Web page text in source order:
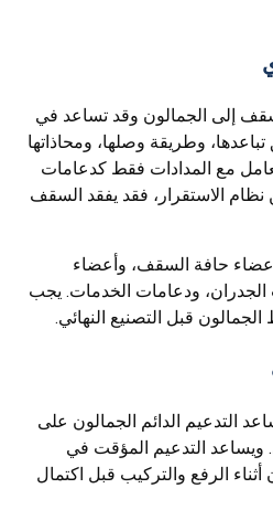
إلى الجمالون وقد تساعد في
وطريقة وصلها، ومحاذاتها
مع المدادات فقط كدعامات
الاستقرار، فقد يفقد السقف
أعضاء حافة السقف، وأعضاء
الجدران، ودعامات الخدمات. يجب
قبل التصنيع النهائي.
التدعيم الدائم الجمالون على
ويساعد التدعيم المؤقت في
الرفع والتركيب قبل اكتمال